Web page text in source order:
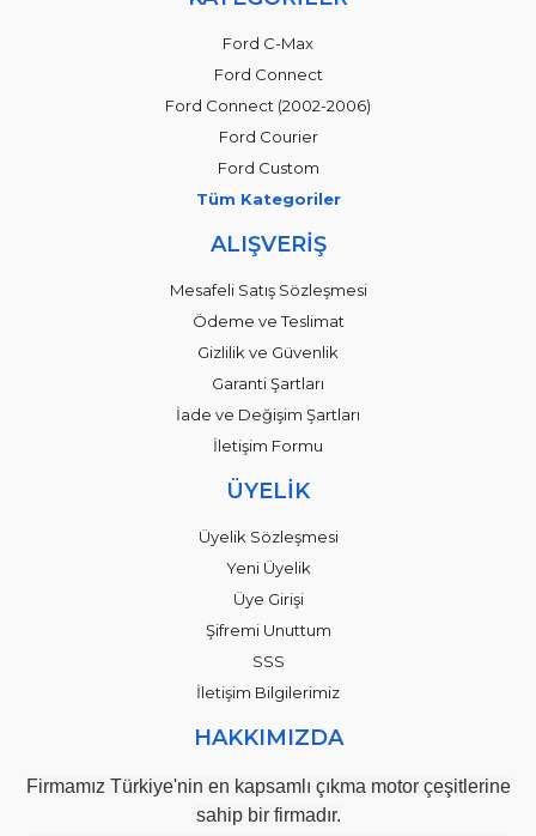
Ford C-Max
Ford Connect
Ford Connect (2002-2006)
Ford Courier
Ford Custom
Tüm Kategoriler
ALIŞVERİŞ
Mesafeli Satış Sözleşmesi
Ödeme ve Teslimat
Gizlilik ve Güvenlik
Garanti Şartları
İade ve Değişim Şartları
İletişim Formu
ÜYELİK
Üyelik Sözleşmesi
Yeni Üyelik
Üye Girişi
Şifremi Unuttum
SSS
İletişim Bilgilerimiz
HAKKIMIZDA
Firmamız Türkiye'nin en kapsamlı çıkma motor çeşitlerine
sahip bir firmadır.